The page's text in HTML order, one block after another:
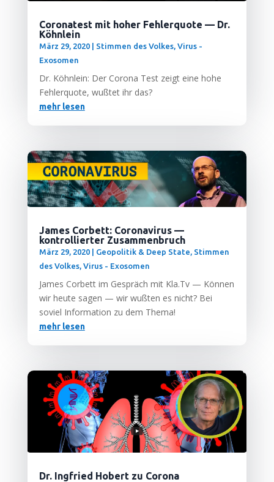
Coronatest mit hoher Fehlerquote — Dr.
Köhnlein
März 29, 2020| Stimmen des Volkes, Virus -
Exosomen
Dr. Köhn­lein: Der Coro­na Test zeigt eine hohe
Feh­ler­quo­te, wuß­tet ihr das?
mehr lesen
James Corbett: Coronavirus —
kontrollierter Zusammenbruch
März 29, 2020| Geopolitik & Deep State, Stimmen
des Volkes, Virus - Exosomen
James Cor­bett im Gespräch mit Kla.Tv — Kön­nen
wir heu­te sagen — wir wuß­ten es nicht? Bei
soviel Infor­ma­ti­on zu dem Thema!
mehr lesen
Dr. Ingfried Hobert zu Corona